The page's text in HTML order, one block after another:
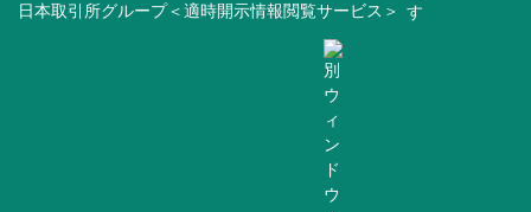
日本取引所グループ＜適時開示情報閲覧サービス＞